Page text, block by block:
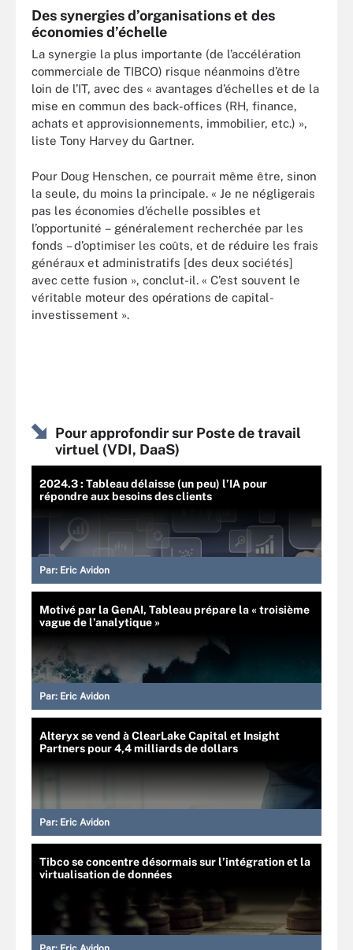
Des synergies d’organisations et des
économies d’échelle
La synergie la plus importante (de l’accélération
commerciale de TIBCO) risque néanmoins d’être
loin de l’IT, avec des « avantages d’échelles et de la
mise en commun des back-offices (RH, finance,
achats et approvisionnements, immobilier, etc.) »,
liste Tony Harvey du Gartner.
Pour Doug Henschen, ce pourrait même être, sinon
la seule, du moins la principale. « Je ne négligerais
pas les économies d’échelle possibles et
l’opportunité – généralement recherchée par les
fonds – d’optimiser les coûts, et de réduire les frais
généraux et administratifs [des deux sociétés]
avec cette fusion », conclut-il. « C’est souvent le
véritable moteur des opérations de capital-
investissement ».
Pour approfondir sur Poste de travail
virtuel (VDI, DaaS)
2024.3 : Tableau délaisse (un peu) l’IA pour
répondre aux besoins des clients
Par: Eric Avidon
Motivé par la GenAI, Tableau prépare la « troisième
vague de l’analytique »
Par: Eric Avidon
Alteryx se vend à ClearLake Capital et Insight
Partners pour 4,4 milliards de dollars
Par: Eric Avidon
Tibco se concentre désormais sur l’intégration et la
virtualisation de données